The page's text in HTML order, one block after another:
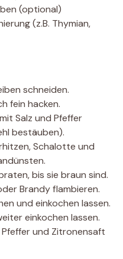
(optional)
(z.B. Thymian,
schneiden.
fein hacken.
Salz und Pfeffer
bestäuben).
Schalotte und
bis sie braun sind.
Brandy flambieren.
und einkochen lassen.
einkochen lassen.
Pfeffer und Zitronensaft